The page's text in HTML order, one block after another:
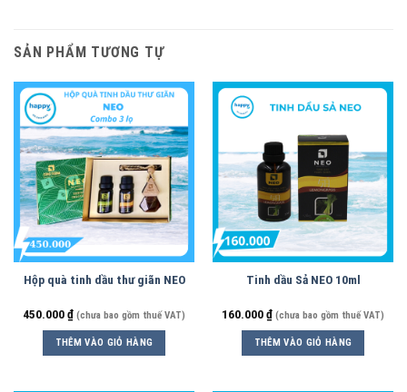
SẢN PHẨM TƯƠNG TỰ
Hộp quà tinh dầu thư giãn NEO
450.000₫ (chưa bao gồm thuế VAT)
THÊM VÀO GIỎ HÀNG
Tinh dầu Sả NEO 10ml
160.000₫ (chưa bao gồm thuế VAT)
THÊM VÀO GIỎ HÀNG